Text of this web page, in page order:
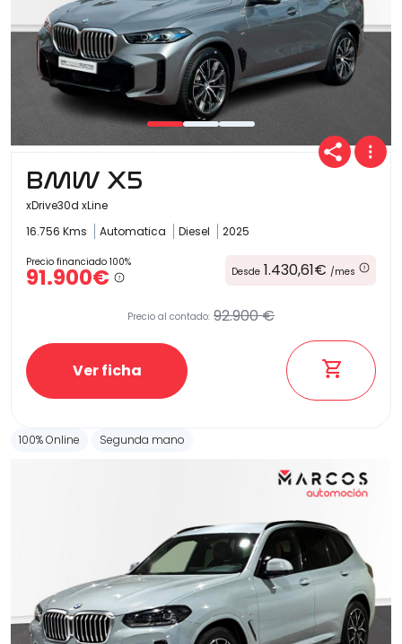
BMW X5
xDrive30d xLine
16.756 Kms
Automatica Diesel 2025
Precio financiado 100%
91.900€ Desde 1.430,61€ /mes
Precio al contado: 92.900 €
Ver ficha
100% Online Segunda mano